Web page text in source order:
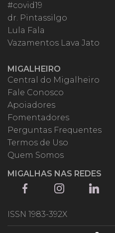
#covid19
dr. Pintassilgo
Lula Fala
Vazamentos Lava Jato
MIGALHEIRO
Central do Migalheiro
Fale Conosco
Apoiadores
Fomentadores
Perguntas Frequentes
Termos de Uso
Quem Somos
MIGALHAS NAS REDES
ISSN 1983-392X